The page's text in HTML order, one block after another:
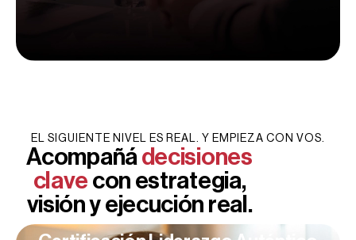
EL SIGUIENTE NIVEL ES REAL. Y EMPIEZA CON VOS.
Acompañá decisiones
clave con estrategia,
visión y ejecución real.